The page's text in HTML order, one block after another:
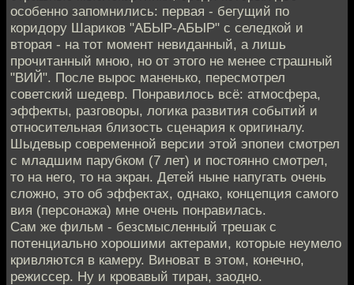
особенно запомнились: первая - бегущий по
коридору Шариков "АБЫР-АБЫР" с селедкой и
вторая - на тот момент невиданный, а лишь
прочитанный мною, но от этого не менее страшный
"ВИЙ". После вырос маненько, пересмотрел
советский шедевр. Понравилось всё: атмосфера,
эффекты, разговоры, логика развития событий и
относительная близость сценария к оригиналу.
Шыдевыр современной версии этой эпопеи смотрел
с младшим парубком (7 лет) и постоянно смотрел,
то на него, то на экран. Детей ныне напугать очень
сложно, это об эффектах, однако, концепция самого
вия (персонажа) мне очень понравилась.
Сам же фильм - безсмысленный трешак с
потенциально хорошими актерами, которые неумело
кривляются в камеру. Виноват в этом, конечно,
режиссер. Ну и кровавый тиран, заодно.